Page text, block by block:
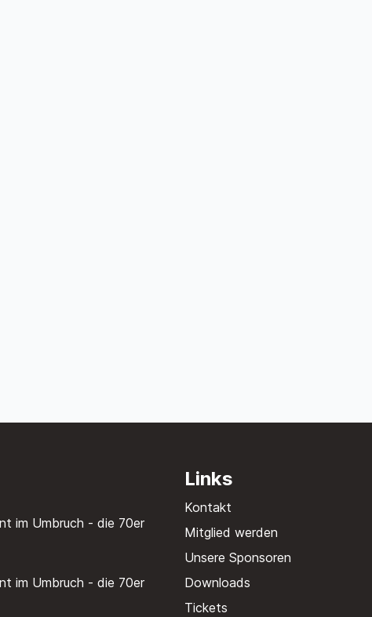
im Umbruch - die 70er
im Umbruch - die 70er
Links
Kontakt
Mitglied werden
Unsere Sponsoren
Downloads
Tickets